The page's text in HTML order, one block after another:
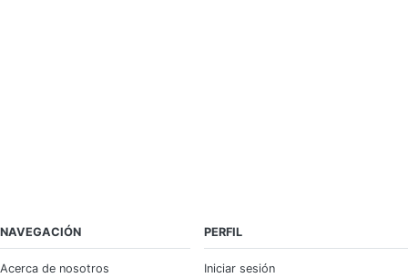
NAVEGACIÓN
Acerca de nosotros
PERFIL
Iniciar sesión